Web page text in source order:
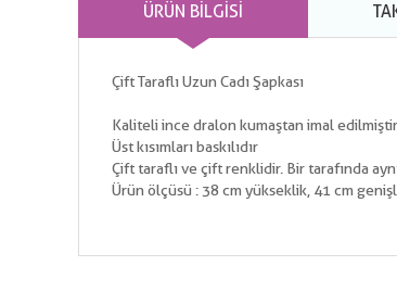
ÜRÜN BILGISI
Çift Taraflı Uzun Cadı Şapkası
Kaliteli ince dralon kumaştan imal edilmiştir
Üst kısımları baskılıdır
Çift taraflı ve çift renklidir. Bir tarafında
Ürün ölçüsü : 38 cm yükseklik, 41 cm